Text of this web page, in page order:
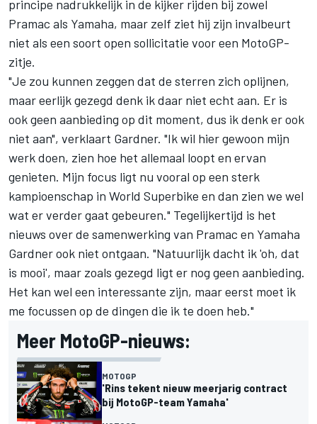
principe nadrukkelijk in de kijker rijden bij zowel
Pramac als Yamaha, maar zelf ziet hij zijn invalbeurt
niet als een soort open sollicitatie voor een MotoGP-
zitje.
"Je zou kunnen zeggen dat de sterren zich oplijnen,
maar eerlijk gezegd denk ik daar niet echt aan. Er is
ook geen aanbieding op dit moment, dus ik denk er ook
niet aan", verklaart Gardner. "Ik wil hier gewoon mijn
werk doen, zien hoe het allemaal loopt en ervan
genieten. Mijn focus ligt nu vooral op een sterk
kampioenschap in World Superbike en dan zien we wel
wat er verder gaat gebeuren." Tegelijkertijd is het
nieuws over de samenwerking van Pramac en Yamaha
Gardner ook niet ontgaan. "Natuurlijk dacht ik 'oh, dat
is mooi', maar zoals gezegd ligt er nog geen aanbieding.
Het kan wel een interessante zijn, maar eerst moet ik
me focussen op de dingen die ik te doen heb."
Meer MotoGP-nieuws:
MOTOGP
'Rins tekent nieuw meerjarig contract
bij MotoGP-team Yamaha'